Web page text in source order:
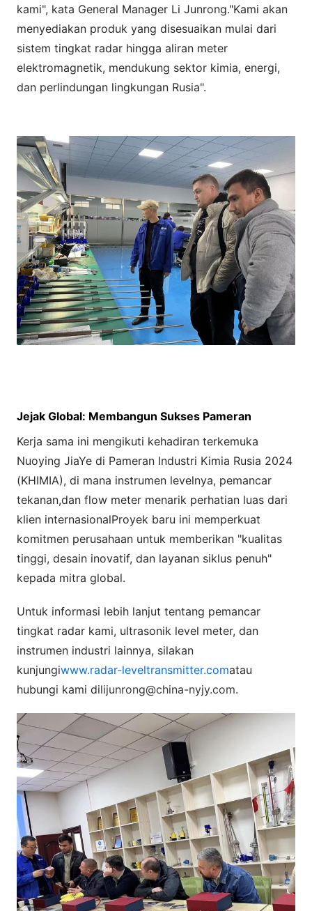
kami", kata General Manager Li Junrong."Kami akan
menyediakan produk yang disesuaikan mulai dari
sistem tingkat radar hingga aliran meter
elektromagnetik, mendukung sektor kimia, energi,
dan perlindungan lingkungan Rusia".
Jejak Global: Membangun Sukses Pameran
Kerja sama ini mengikuti kehadiran terkemuka
Nuoying JiaYe di Pameran Industri Kimia Rusia 2024
(KHIMIA), di mana instrumen levelnya, pemancar
tekanan,dan flow meter menarik perhatian luas dari
klien internasionalProyek baru ini memperkuat
komitmen perusahaan untuk memberikan "kualitas
tinggi, desain inovatif, dan layanan siklus penuh"
kepada mitra global.
Untuk informasi lebih lanjut tentang pemancar
tingkat radar kami, ultrasonik level meter, dan
instrumen industri lainnya, silakan
kunjungiwww.radar-leveltransmitter.comatau
hubungi kami dilijunrong@china-nyjy.com.